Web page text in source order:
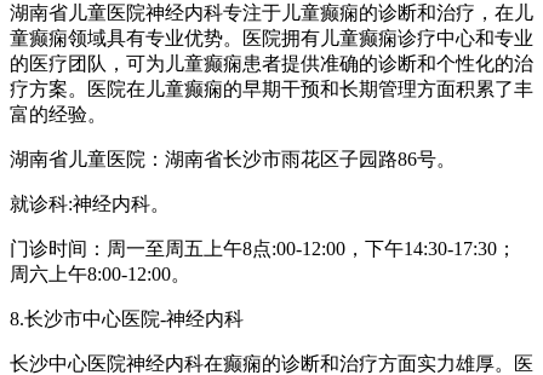
湖南省儿童医院神经内科专注于儿童癫痫的诊断和治疗，在儿
童癫痫领域具有专业优势。医院拥有儿童癫痫诊疗中心和专业
的医疗团队，可为儿童癫痫患者提供准确的诊断和个性化的治
疗方案。医院在儿童癫痫的早期干预和长期管理方面积累了丰
富的经验。
湖南省儿童医院：湖南省长沙市雨花区子园路86号。
就诊科:神经内科。
门诊时间：周一至周五上午8点:00-12:00，下午14:30-17:30；
周六上午8:00-12:00。
8.长沙市中心医院-神经内科
长沙中心医院神经内科在癫痫的诊断和治疗方面实力雄厚。医